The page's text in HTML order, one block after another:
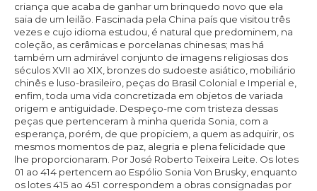
criança que acaba de ganhar um brinquedo novo que ela
saia de um leilão. Fascinada pela China país que visitou três
vezes e cujo idioma estudou, é natural que predominem, na
coleção, as cerâmicas e porcelanas chinesas; mas há
também um admirável conjunto de imagens religiosas dos
séculos XVII ao XIX, bronzes do sudoeste asiático, mobiliário
chinês e luso-brasileiro, peças do Brasil Colonial e Imperial e,
enfim, toda uma vida concretizada em objetos de variada
origem e antiguidade. Despeço-me com tristeza dessas
peças que pertenceram à minha querida Sonia, com a
esperança, porém, de que propiciem, a quem as adquirir, os
mesmos momentos de paz, alegria e plena felicidade que
lhe proporcionaram. Por José Roberto Teixeira Leite. Os lotes
01 ao 414 pertencem ao Espólio Sonia Von Brusky, enquanto
os lotes 415 ao 451 correspondem a obras consignadas por